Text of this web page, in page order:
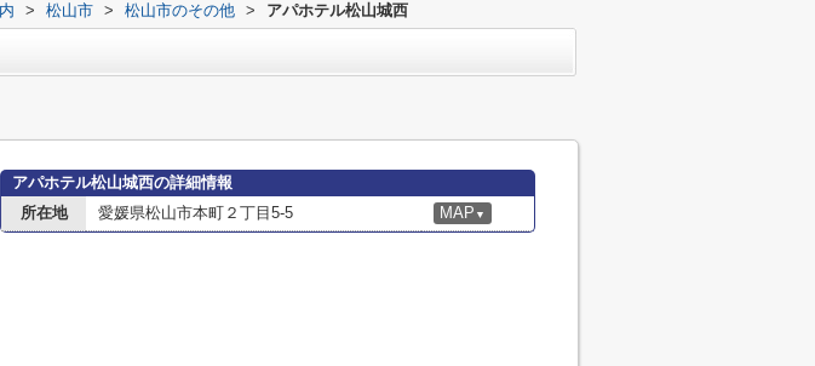
> 松山市 > 松山市のその他 > アパホテル松山城西
アパホテル松山城西の詳細情報
所在地
愛媛県松山市本町２丁目5-5 MAP ▼